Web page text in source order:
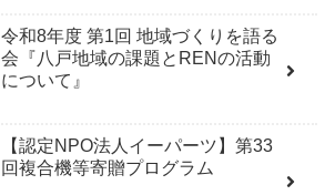
令和8年度 第1回 地域づくりを語る
会『八戸地域の課題とRENの活動
について』
【認定NPO法人イーパーツ】第33
回複合機等寄贈プログラム